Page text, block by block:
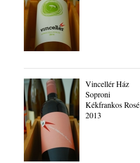
Vincellér Ház
Soproni
Kékfrankos Rosé
2013